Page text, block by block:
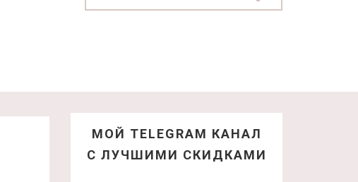
МОЙ TELEGRAM КАНАЛ
С ЛУЧШИМИ СКИДКАМИ